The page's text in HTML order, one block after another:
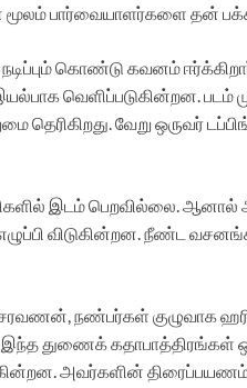
பார்வையாளர்களை தன்
நடிப்பும் கொண்டு கவனம்
வெளிப்படுகின்றன.
வேறு ஒருவர்
இடம் பெறவில்லை.
விடுகின்றன. நீண்ட
நண்பர்கள் குழுவாக ஹரிஷ்
துணைக்
அவர்களின் திரைப்பயணம்